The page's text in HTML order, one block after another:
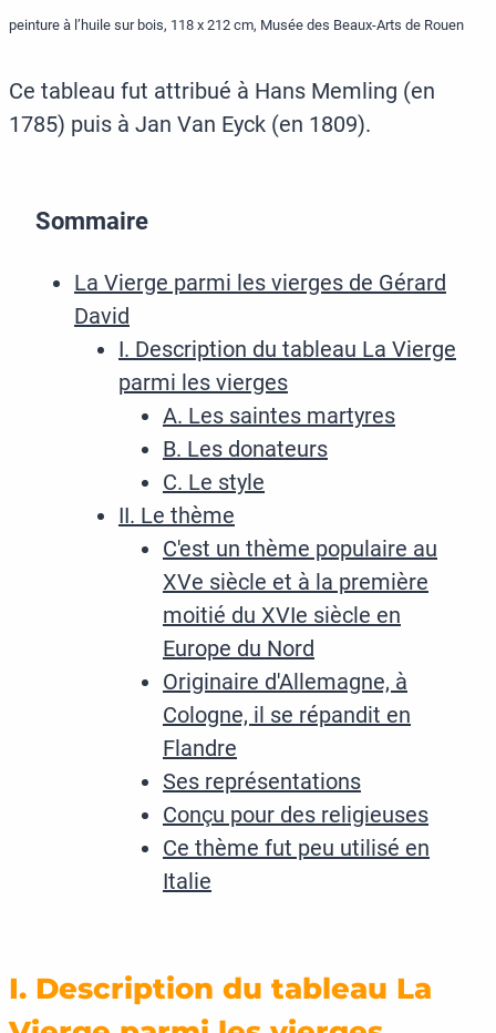
peinture à l’huile sur bois, 118 x 212 cm, Musée des Beaux-Arts de Rouen
Ce tableau fut attribué à Hans Memling (en
1785) puis à Jan Van Eyck (en 1809).
Sommaire
La Vierge parmi les vierges de Gérard
David
I. Description du tableau La Vierge
parmi les vierges
A. Les saintes martyres
B. Les donateurs
C. Le style
II. Le thème
C'est un thème populaire au
XVe siècle et à la première
moitié du XVIe siècle en
Europe du Nord
Originaire d'Allemagne, à
Cologne, il se répandit en
Flandre
Ses représentations
Conçu pour des religieuses
Ce thème fut peu utilisé en
Italie
I. Description du tableau La